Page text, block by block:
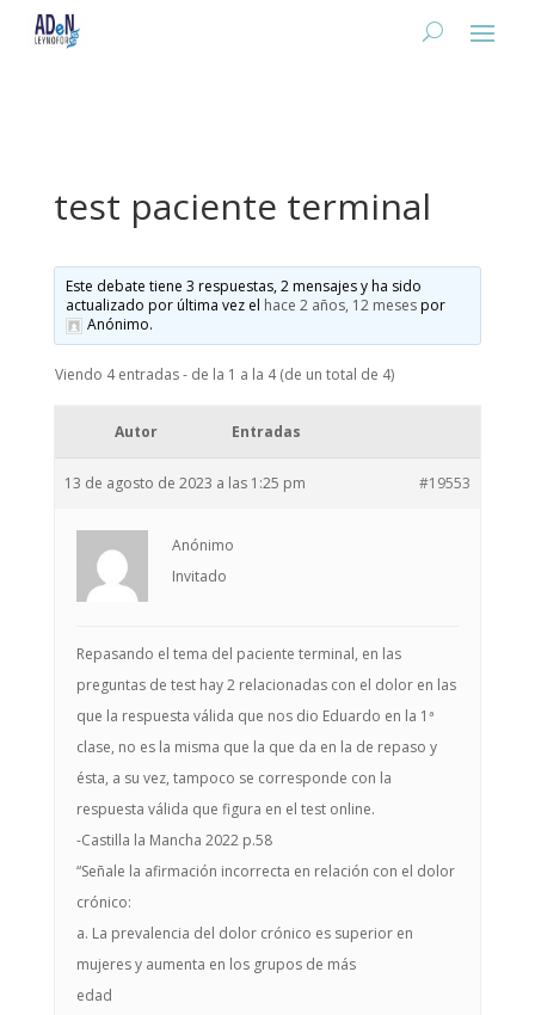
test paciente terminal
Este debate tiene 3 respuestas, 2 mensajes y ha sido
actualizado por última vez el hace 2 años, 12 mesespor
Anónimo.
Viendo 4 entradas - de la 1 a la 4 (de un total de 4)
Autor Entradas
13 de agosto de 2023 a las 1:25 pm #19553
Anónimo
Invitado
Repasando el tema del paciente terminal, en las
preguntas de test hay 2 relacionadas con el dolor en las
que la respuesta válida que nos dio Eduardo en la 1ª
clase, no es la misma que la que da en la de repaso y
ésta, a su vez, tampoco se corresponde con la
respuesta válida que figura en el test online.
-Castilla la Mancha 2022 p.58
“Señale la afirmación incorrecta en relación con el dolor
crónico:
a. La prevalencia del dolor crónico es superior en
mujeres y aumenta en los grupos de más
edad